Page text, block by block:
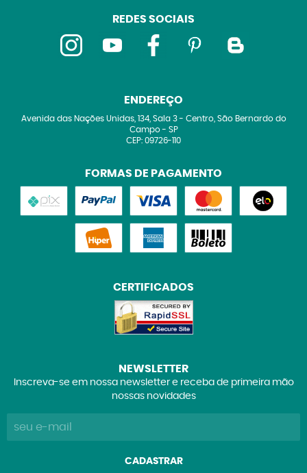
REDES SOCIAIS
ENDEREÇO
Avenida das Nações Unidas, 134, Sala 3- Centro, São Bernardo do
Campo- SP
CEP: 09726-110
FORMAS DE PAGAMENTO
CERTIFICADOS
NEWSLETTER
Inscreva-se em nossa newsletter e receba de primeira mão
nossas novidades
CADASTRAR